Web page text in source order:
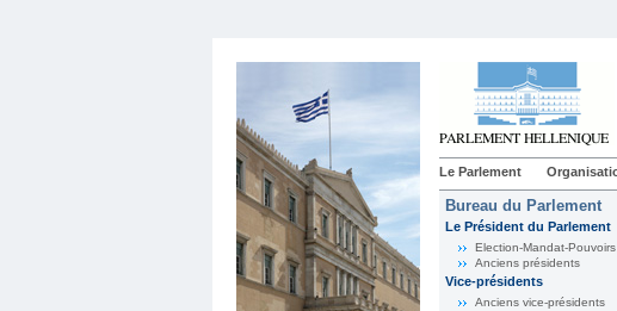
Le Parlement
Bureau du Parlement
Le Président du Parlement
Election-Mandat-Pouvoirs
Anciens présidents
Vice-présidents
Anciens vice-présidents